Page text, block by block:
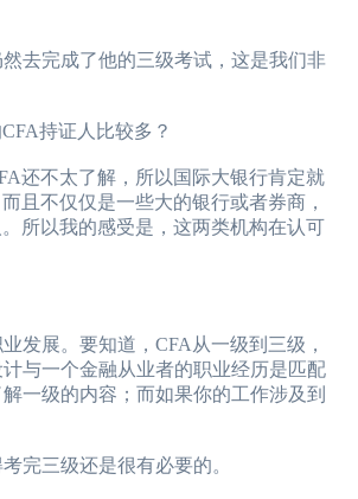
去完成了他的三级考试，这是我们非
持证人比较多？
还不太了解，所以国际大银行肯定就
且不仅仅是一些大的银行或者券商，
所以我的感受是，这两类机构在认可
展。要知道，CFA从一级到三级，
与一个金融从业者的职业经历是匹配
一级的内容；而如果你的工作涉及到
完三级还是很有必要的。